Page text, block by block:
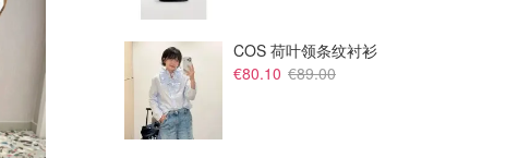
COS 荷叶领条纹衬衫
€80.10 €89.00